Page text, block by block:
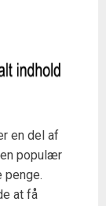
en del af
populær
penge.
at få